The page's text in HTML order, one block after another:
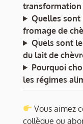
transformation
Quelles sont
fromage de
Quels sont
du lait de
Pourquoi
les régimes
Vous aimez
collègue ou